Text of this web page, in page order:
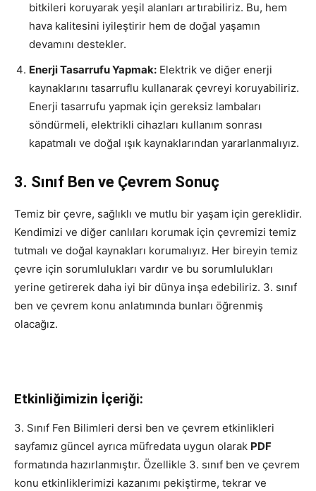
bitkileri koruyarak yeşil alanları artırabiliriz. Bu, hem
hava kalitesini iyileştirir hem de doğal yaşamın
devamını destekler.
Enerji Tasarrufu Yapmak: Elektrik ve diğer enerji
kaynaklarını tasarruflu kullanarak çevreyi koruyabiliriz.
Enerji tasarrufu yapmak için gereksiz lambaları
söndürmeli, elektrikli cihazları kullanım sonrası
kapatmalı ve doğal ışık kaynaklarından yararlanmalıyız.
3. Sınıf Ben ve Çevrem Sonuç
Temiz bir çevre, sağlıklı ve mutlu bir yaşam için gereklidir.
Kendimizi ve diğer canlıları korumak için çevremizi temiz
tutmalı ve doğal kaynakları korumalıyız. Her bireyin temiz
çevre için sorumlulukları vardır ve bu sorumlulukları
yerine getirerek daha iyi bir dünya inşa edebiliriz. 3. sınıf
ben ve çevrem konu anlatımında bunları öğrenmiş
olacağız.
Etkinliğimizin İçeriği:
3. Sınıf Fen Bilimleri dersi ben ve çevrem etkinlikleri
sayfamız güncel ayrıca müfredata uygun olarak PDF
formatında hazırlanmıştır. Özellikle 3. sınıf ben ve çevrem
konu etkinliklerimizi kazanımı pekiştirme, tekrar ve